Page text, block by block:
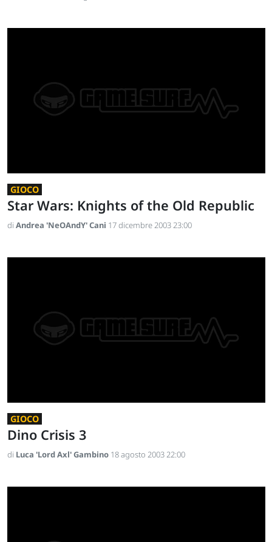
GIOCO
Star Wars: Knights of the Old Republic
di Andrea 'NeOAndY' Cani 17 dicembre 2003 23:00
GIOCO
Dino Crisis 3
di Luca 'Lord Axl' Gambino 18 agosto 2003 22:00